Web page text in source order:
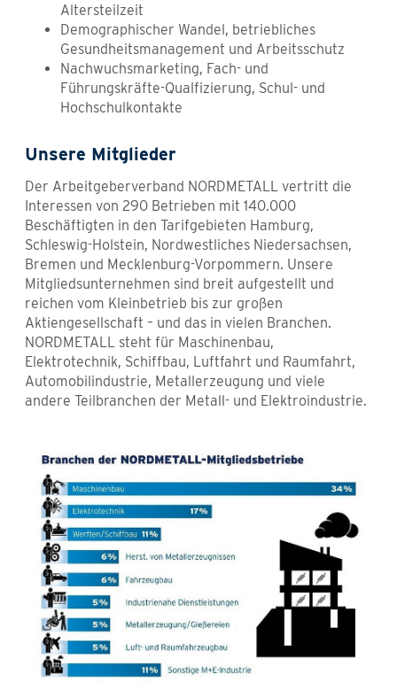
Altersteilzeit
Demographischer Wandel, betriebliches
Gesundheitsmanagement und Arbeitsschutz
Nachwuchsmarketing, Fach- und
Führungskräfte-Qualfizierung, Schul- und
Hochschulkontakte
Unsere Mitglieder
Der Arbeitgeberverband NORDMETALL vertritt die
Interessen von 290 Betrieben mit 140.000
Beschäftigten in den Tarifgebieten Hamburg,
Schleswig-Holstein, Nordwestliches Niedersachsen,
Bremen und Mecklenburg-Vorpommern. Unsere
Mitgliedsunternehmen sind breit aufgestellt und
reichen vom Kleinbetrieb bis zur großen
Aktiengesellschaft – und das in vielen Branchen.
NORDMETALL steht für Maschinenbau,
Elektrotechnik, Schiffbau, Luftfahrt und Raumfahrt,
Automobilindustrie, Metallerzeugung und viele
andere Teilbranchen der Metall- und Elektroindustrie.